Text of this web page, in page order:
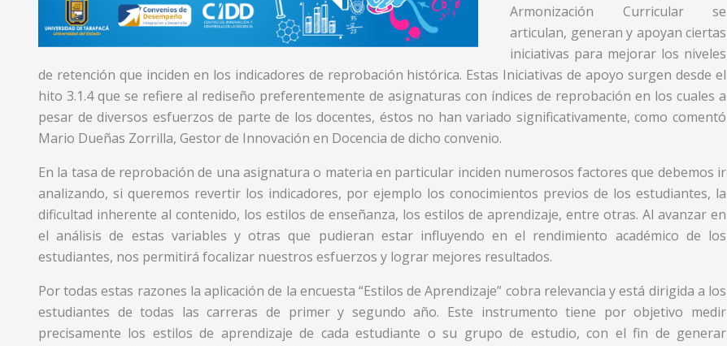
Armonización Curricular se
articulan, generan y apoyan ciertas
iniciativas para mejorar los niveles
de retención que inciden en los indicadores de reprobación histórica. Estas Iniciativas de apoyo surgen desde el
hito 3.1.4 que se refiere al rediseño preferentemente de asignaturas con índices de reprobación en los cuales a
pesar de diversos esfuerzos de parte de los docentes, éstos no han variado significativamente, como comentó
Mario Dueñas Zorrilla, Gestor de Innovación en Docencia de dicho convenio.
En la tasa de reprobación de una asignatura o materia en particular inciden numerosos factores que debemos ir
analizando, si queremos revertir los indicadores, por ejemplo los conocimientos previos de los estudiantes, la
dificultad inherente al contenido, los estilos de enseñanza, los estilos de aprendizaje, entre otras. Al avanzar en
el análisis de estas variables y otras que pudieran estar influyendo en el rendimiento académico de los
estudiantes, nos permitirá focalizar nuestros esfuerzos y lograr mejores resultados.
Por todas estas razones la aplicación de la encuesta “Estilos de Aprendizaje” cobra relevancia y está dirigida a los
estudiantes de todas las carreras de primer y segundo año. Este instrumento tiene por objetivo medir
precisamente los estilos de aprendizaje de cada estudiante o su grupo de estudio, con el fin de generar